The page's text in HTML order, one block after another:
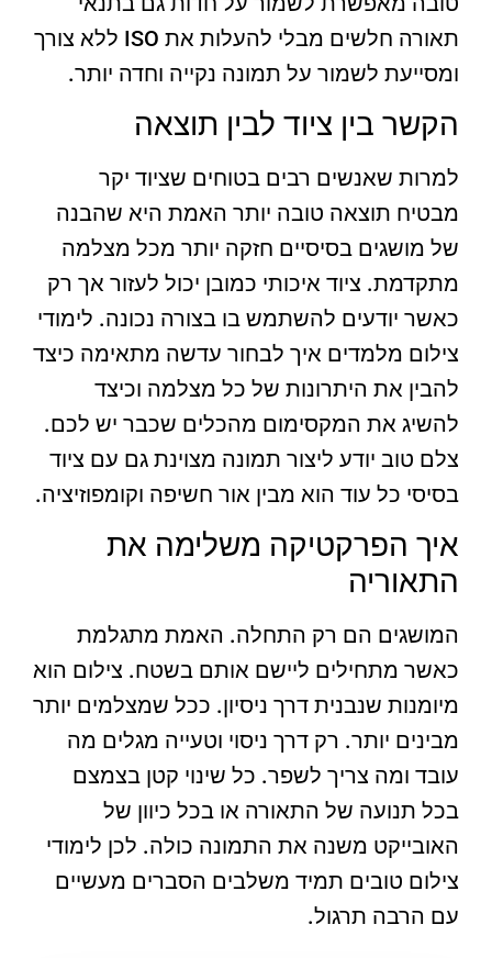
תאורה חלשים מבלי להעלות את ISO ללא צורך
ומסייעת לשמור על תמונה נקייה וחדה יותר.
הקשר בין ציוד לבין תוצאה
למרות שאנשים רבים בטוחים שציוד יקר
מבטיח תוצאה טובה יותר האמת היא שהבנה
של מושגים בסיסיים חזקה יותר מכל מצלמה
מתקדמת. ציוד איכותי כמובן יכול לעזור אך רק
כאשר יודעים להשתמש בו בצורה נכונה. לימודי
צילום מלמדים איך לבחור עדשה מתאימה כיצד
להבין את היתרונות של כל מצלמה וכיצד
להשיג את המקסימום מהכלים שכבר יש לכם.
צלם טוב יודע ליצור תמונה מצוינת גם עם ציוד
בסיסי כל עוד הוא מבין אור חשיפה וקומפוזיציה.
איך הפרקטיקה משלימה את
התאוריה
המושגים הם רק התחלה. האמת מתגלמת
כאשר מתחילים ליישם אותם בשטח. צילום הוא
מיומנות שנבנית דרך ניסיון. ככל שמצלמים יותר
מבינים יותר. רק דרך ניסוי וטעייה מגלים מה
עובד ומה צריך לשפר. כל שינוי קטן בצמצם
בכל תנועה של התאורה או בכל כיוון של
האובייקט משנה את התמונה כולה. לכן לימודי
צילום טובים תמיד משלבים הסברים מעשיים
עם הרבה תרגול.